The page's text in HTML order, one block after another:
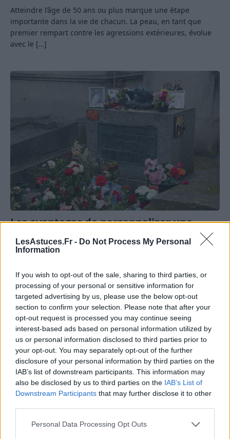
LesAstuces.Fr - Do Not Process My Personal
Information
If you wish to opt-out of the sale, sharing to third parties, or
processing of your personal or sensitive information for
targeted advertising by us, please use the below opt-out
section to confirm your selection. Please note that after your
opt-out request is processed you may continue seeing
interest-based ads based on personal information utilized by
us or personal information disclosed to third parties prior to
your opt-out. You may separately opt-out of the further
disclosure of your personal information by third parties on the
IAB’s list of downstream participants. This information may
also be disclosed by us to third parties on the IAB’s List of
Downstream Participants that may further disclose it to other
Personal Data Processing Opt Outs
Atteindre l’âge de 50 ans ou plus marque une étape
importante dans la vie de chacun. La peau, en tant que
premier rempart contre les agressions extérieures, évolue
avec le […]
Les avantages de personnaliser une
plaque funéraire
16 octobre 2024
les moyens de lui rendre hommage avec authenticité est
essentiel pour beaucoup. Une plaque funéraire
personnalisée ne se résume[…]